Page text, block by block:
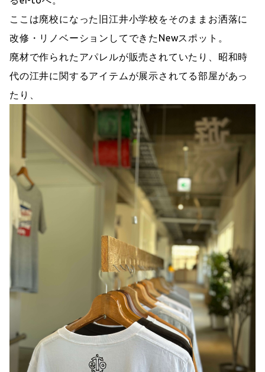
ここは廃校になった旧江井小学校をそのままお洒落に
改修・リノベーションしてできたNewスポット。
廃材で作られたアパレルが販売されていたり、昭和時
代の江井に関するアイテムが展示されてる部屋があっ
たり、